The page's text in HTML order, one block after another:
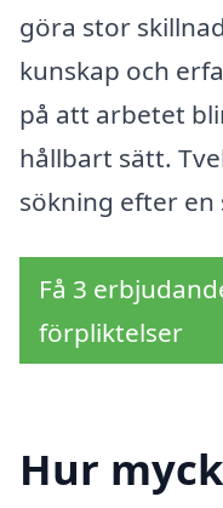
göra stor
kunskap och
på att arbetet
hållbart sätt.
sökning efter en
Få 3
förpliktelser
Hur